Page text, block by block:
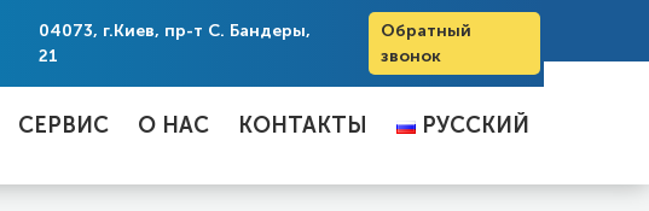
04073, г.Киев, пр-т С. Бандеры,
21
Обратный
звонок
СЕРВИС О НАС КОНТАКТЫ РУССКИЙ